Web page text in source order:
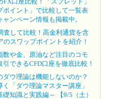
ポイント」で比較して一覧表
ャンペーン情報も掲載中。
査して比較！高金利通貨を含
のスワップポイントを紹介！
数や金、原油など注目のコモ
引できるCFD口座を徹底比較！
ダウ理論は機能しないのか？
く「ダウ理論マスター講座」
礎知識と実践編～ 【9/5（土）